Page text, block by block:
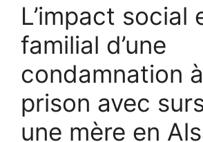
L’impact social
familial d’une
condamnation
prison avec
une mère en